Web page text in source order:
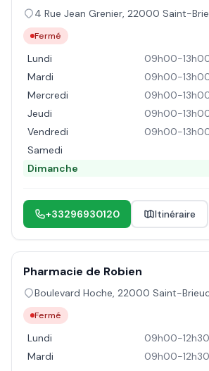
4 Rue Jean Grenier, 22000 Saint-
Fermé
Lundi
09h00-
Mardi
09h00-
Mercredi
09h00-
Jeudi
09h00-
Vendredi
09h00-
Samedi
Dimanche
+33296930120 Itinéraire
Pharmacie de Robien
Boulevard Hoche, 22000 Saint-
Fermé
Lundi
09h00-
Mardi
09h00-